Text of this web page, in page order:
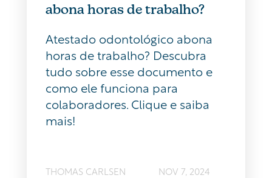
abona horas de trabalho?
Atestado odontológico abona
horas de trabalho? Descubra
tudo sobre esse documento e
como ele funciona para
colaboradores. Clique e saiba
mais!
THOMAS CARLSEN NOV 7, 2024